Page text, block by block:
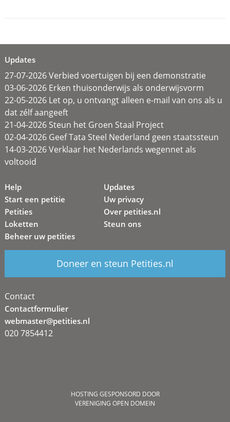
Updates
27-07-2026 Verbied voertuigen bij een demonstratie
03-06-2026 Erken thuisonderwijs als onderwijsvorm
22-05-2026 Let op, u ontvangt alleen e-mail van ons als u
dat zélf aangeeft
21-04-2026 Steun het Groen Staal Project
02-04-2026 Geef Tata Steel Nederland geen staatssteun
14-03-2026 Verklaar het Nederlands wegennet als
voltooid
Help
Start een petitie
Petities
Loketten
Beheer uw petities
Updates
Uw privacy
Over petities.nl
Steun ons
Doneer en steun Petities.nl
Contact
Contactformulier
webmaster@petities.nl
020 7854412
HOSTING GESPONSORD DOOR
VERENIGING OPEN DOMEIN